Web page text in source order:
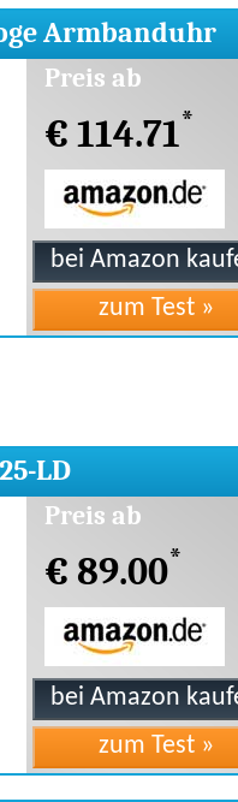
Armbanduhr
Preis ab
€ 114.71*
LD
Preis ab
€ 89.00*